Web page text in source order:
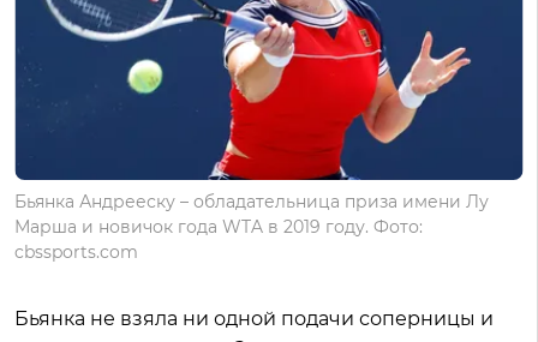
Бьянка Андрееску – обладательница приза имени Лу
Марша и новичок года WTA в 2019 году. Фото:
cbssports.com
Бьянка не взяла ни одной подачи соперницы и